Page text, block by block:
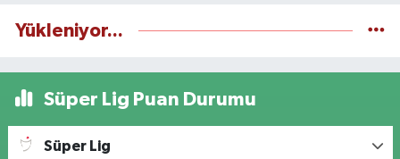
Yükleniyor...
Süper Lig Puan Durumu
Süper Lig